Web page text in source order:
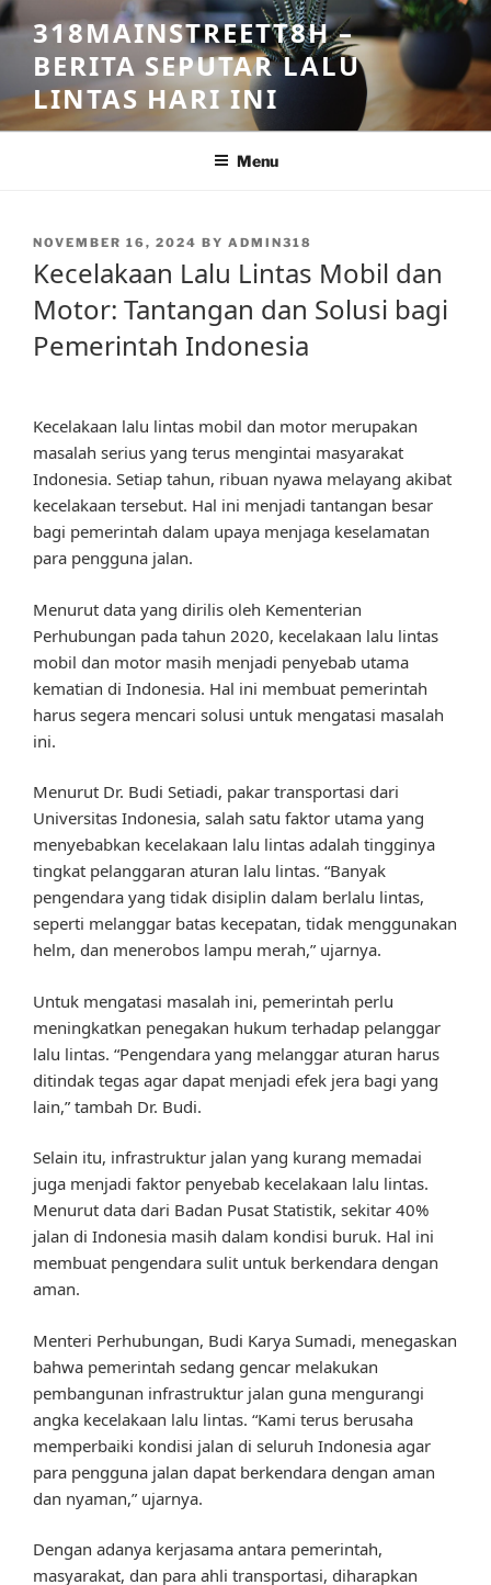
Skip
to
content
318MAINSTREETT8H –
BERITA SEPUTAR LALU
LINTAS HARI INI
Menu
POSTED
NOVEMBER 16, 2024 BY ADMIN318
Kecelakaan Lalu Lintas Mobil dan
Motor: Tantangan dan Solusi bagi
Pemerintah Indonesia
Kecelakaan lalu lintas mobil dan motor merupakan
masalah serius yang terus mengintai masyarakat
Indonesia. Setiap tahun, ribuan nyawa melayang akibat
kecelakaan tersebut. Hal ini menjadi tantangan besar
bagi pemerintah dalam upaya menjaga keselamatan
para pengguna jalan.
Menurut data yang dirilis oleh Kementerian
Perhubungan pada tahun 2020, kecelakaan lalu lintas
mobil dan motor masih menjadi penyebab utama
kematian di Indonesia. Hal ini membuat pemerintah
harus segera mencari solusi untuk mengatasi masalah
ini.
Menurut Dr. Budi Setiadi, pakar transportasi dari
Universitas Indonesia, salah satu faktor utama yang
menyebabkan kecelakaan lalu lintas adalah tingginya
tingkat pelanggaran aturan lalu lintas. “Banyak
pengendara yang tidak disiplin dalam berlalu lintas,
seperti melanggar batas kecepatan, tidak menggunakan
helm, dan menerobos lampu merah,” ujarnya.
Untuk mengatasi masalah ini, pemerintah perlu
meningkatkan penegakan hukum terhadap pelanggar
lalu lintas. “Pengendara yang melanggar aturan harus
ditindak tegas agar dapat menjadi efek jera bagi yang
lain,” tambah Dr. Budi.
Selain itu, infrastruktur jalan yang kurang memadai
juga menjadi faktor penyebab kecelakaan lalu lintas.
Menurut data dari Badan Pusat Statistik, sekitar 40%
jalan di Indonesia masih dalam kondisi buruk. Hal ini
membuat pengendara sulit untuk berkendara dengan
aman.
Menteri Perhubungan, Budi Karya Sumadi, menegaskan
bahwa pemerintah sedang gencar melakukan
pembangunan infrastruktur jalan guna mengurangi
angka kecelakaan lalu lintas. “Kami terus berusaha
memperbaiki kondisi jalan di seluruh Indonesia agar
para pengguna jalan dapat berkendara dengan aman
dan nyaman,” ujarnya.
Dengan adanya kerjasama antara pemerintah,
masyarakat, dan para ahli transportasi, diharapkan